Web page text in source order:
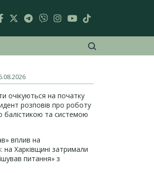
очікуються на початку
розповів про роботу
балістикою та системою
вплив на
на Харківщині затримали
питання» з